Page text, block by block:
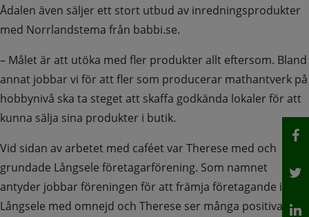
Ådalen även säljer ett stort utbud av inredningsprodukter
med Norrlandstema från babbi.se.
– Målet är att utöka med fler produkter allt eftersom. Bland
annat jobbar vi för att fler som producerar mathantverk på
hobbynivå ska ta steget att skaffa godkända lokaler för att
kunna sälja sina produkter i butik.
Vid sidan av arbetet med caféet var Therese med och
grundade Långsele företagarförening. Som namnet
antyder jobbar föreningen för att främja företagande i
Långsele med omnejd och Therese ser många positiva